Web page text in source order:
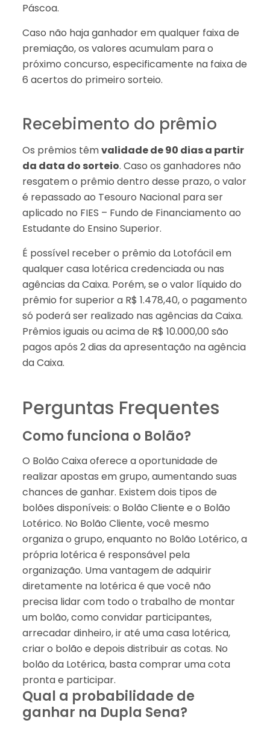
Páscoa.
Caso não haja ganhador em qualquer faixa de
premiação, os valores acumulam para o
próximo concurso, especificamente na faixa de
6 acertos do primeiro sorteio.
Recebimento do prêmio
Os prêmios têmvalidade de 90 dias a partir
da data do sorteio. Caso os ganhadores não
resgatem o prêmio dentro desse prazo, o valor
é repassado ao Tesouro Nacional para ser
aplicado no FIES – Fundo de Financiamento ao
Estudante do Ensino Superior.
É possível receber o prêmio da Lotofácil em
qualquer casa lotérica credenciada ou nas
agências da Caixa. Porém, se o valor líquido do
prêmio for superior a R$ 1.478,40, o pagamento
só poderá ser realizado nas agências da Caixa.
Prêmios iguais ou acima de R$ 10.000,00 são
pagos após 2 dias da apresentação na agência
da Caixa.
Perguntas Frequentes
Como funciona o Bolão?
O Bolão Caixa oferece a oportunidade de
realizar apostas em grupo, aumentando suas
chances de ganhar. Existem dois tipos de
bolões disponíveis: o Bolão Cliente e o Bolão
Lotérico. No Bolão Cliente, você mesmo
organiza o grupo, enquanto no Bolão Lotérico, a
própria lotérica é responsável pela
organização. Uma vantagem de adquirir
diretamente na lotérica é que você não
precisa lidar com todo o trabalho de montar
um bolão, como convidar participantes,
arrecadar dinheiro, ir até uma casa lotérica,
criar o bolão e depois distribuir as cotas. No
bolão da Lotérica, basta comprar uma cota
pronta e participar.
Qual a probabilidade de
ganhar na Dupla Sena?